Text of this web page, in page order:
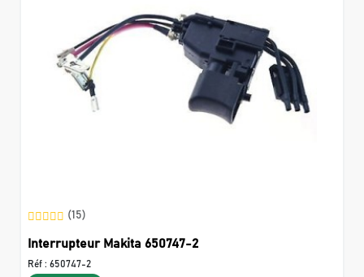
(15)
Interrupteur Makita 650747-2
Réf : 650747-2